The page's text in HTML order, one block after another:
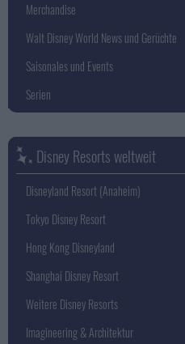
Merchandise
Walt Disney World News und Gerüchte
Saisonales und Events
Serien
Disney Resorts weltweit
Disneyland Resort (Anaheim)
Tokyo Disney Resort
Hong Kong Disneyland
Shanghai Disney Resort
Weitere Disney Resorts
Imagineering & Architektur